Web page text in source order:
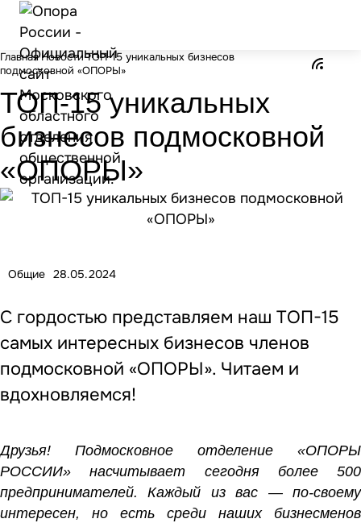
Главная Новости ТОП-15 уникальных бизнесов
подмосковной «ОПОРЫ»
ТОП-15 уникальных
бизнесов подмосковной
«ОПОРЫ»
Общие 28.05.2024
C гордостью представляем наш ТОП-15
самых интересных бизнесов членов
подмосковной «ОПОРЫ». Читаем и
вдохновляемся!
Друзья! Подмосковное отделение «ОПОРЫ
РОССИИ» насчитывает сегодня более 500
предпринимателей. Каждый из вас — по-своему
интересен, но есть среди наших бизнесменов